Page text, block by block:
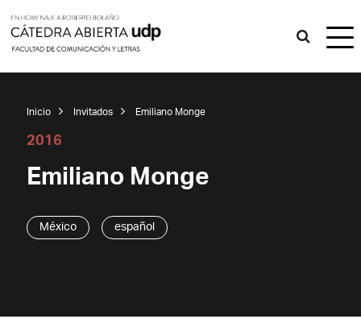
Inicio Invitados Emiliano Monge
2016
Emiliano Monge
México español